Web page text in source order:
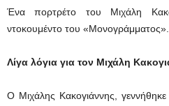
Ένα πορτρέτο του Μιχάλη
ντοκουμέντο του «Μονογράμματος».
Λίγα λόγια για τον Μιχάλη
O Μιχάλης Κακογιάννης,